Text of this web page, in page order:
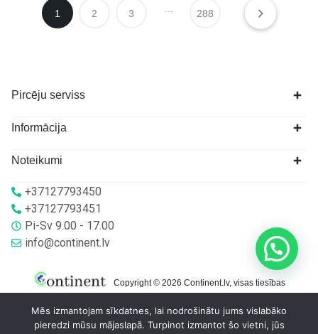
1 2 3 288
Pircēju serviss
Informācija
Noteikumi
+37127793450
+37127793451
Pi-Sv 9.00 - 17.00
info@continent.lv
Copyright © 2026 Continent.lv, visas tiesības
Mēs izmantojam sīkdatnes, lai nodrošinātu jums vislabāko
pieredzi mūsu mājaslapā. Turpinot izmantot šo vietni, jūs